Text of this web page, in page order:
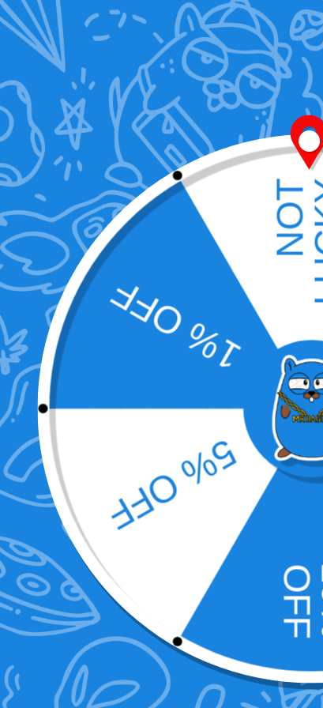
Startseite Zip-Zero
Zip-Zero
Einzelnes Ergebnis wird angezeigt
Angebot!
Zip-Zero Secure Schloss